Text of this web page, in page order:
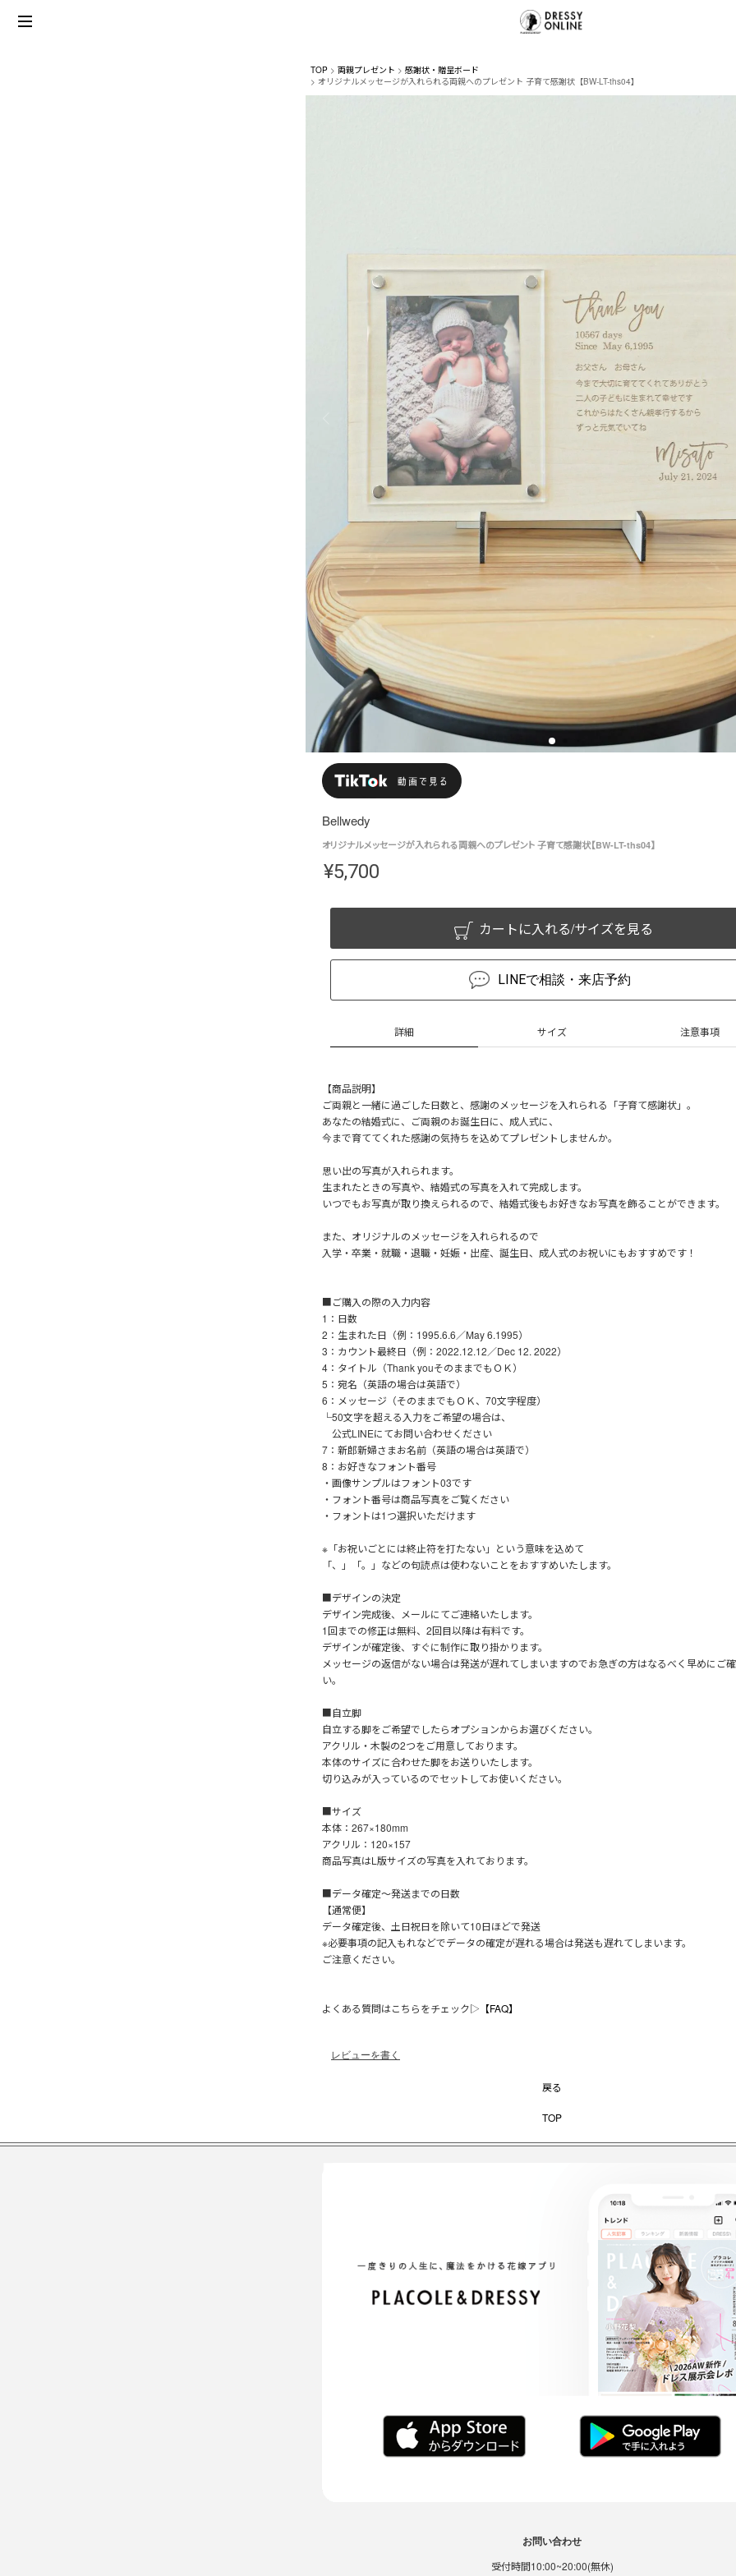
TOP 両親プレゼント
感謝状・贈呈ボード
オリジナルメッセージが入れられる両親へのプレゼント 子育て感謝状【BW-LT-ths04】
Bellwedy
オリジナルメッセージが入れられる両親へのプレゼント 子育て感謝状【BW-LT-ths04】
¥5,700
カートに入れる/サイズを見る
LINEで相談・来店予約
詳細 サイズ 注意事項
【商品説明】
ご両親と一緒に過ごした日数と、感謝のメッセージを入れられる「子育て感謝状」。
あなたの結婚式に、ご両親のお誕生日に、成人式に、
今まで育ててくれた感謝の気持ちを込めてプレゼントしませんか。
思い出の写真が入れられます。
生まれたときの写真や、結婚式の写真を入れて完成します。
いつでもお写真が取り換えられるので、結婚式後もお好きなお写真を飾ることができます。
また、オリジナルのメッセージを入れられるので
入学・卒業・就職・退職・妊娠・出産、誕生日、成人式のお祝いにもおすすめです！
■ご購入の際の入力内容
1：日数
2：生まれた日（例：1995.6.6／May 6.1995）
3：カウント最終日（例：2022.12.12／Dec 12. 2022）
4：タイトル（Thank youそのままでもＯＫ）
5：宛名（英語の場合は英語で）
6：メッセージ（そのままでもＯＫ、70文字程度）
└50文字を超える入力をご希望の場合は、
公式LINEにてお問い合わせください
7：新郎新婦さまお名前（英語の場合は英語で）
8：お好きなフォント番号
・画像サンプルはフォント03です
・フォント番号は商品写真をご覧ください
・フォントは1つ選択いただけます
※「お祝いごとには終止符を打たない」という意味を込めて
「、」「。」などの句読点は使わないことをおすすめいたします。
■デザインの決定
デザイン完成後、メールにてご連絡いたします。
1回までの修正は無料、2回目以降は有料です。
デザインが確定後、すぐに制作に取り掛かります。
メッセージの返信がない場合は発送が遅れてしまいますのでお急ぎの方はなるべく早めにご
い。
■自立脚
自立する脚をご希望でしたらオプションからお選びください。
アクリル・木製の2つをご用意しております。
本体のサイズに合わせた脚をお送りいたします。
切り込みが入っているのでセットしてお使いください。
■サイズ
本体：267×180mm
アクリル：120×157
商品写真はL版サイズの写真を入れております。
■データ確定～発送までの日数
【通常便】
データ確定後、土日祝日を除いて10日ほどで発送
※必要事項の記入もれなどでデータの確定が遅れる場合は発送も遅れてしまいます。
ご注意ください。
よくある質問はこちらをチェック▷ 【FAQ】
レビューを書く
戻る
TOP
お問い合わせ
受付時間10:00~20:00(無休)